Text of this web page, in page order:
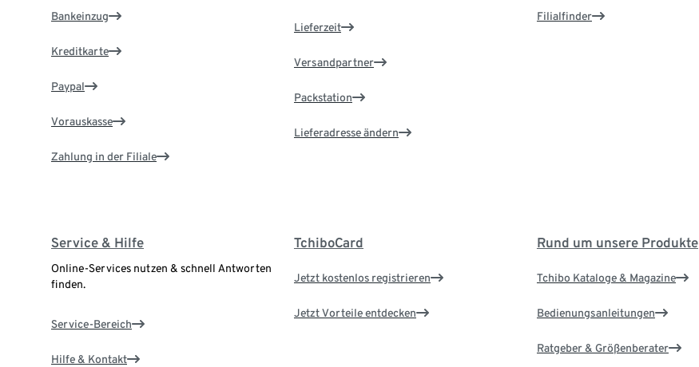
Bankeinzug
Kreditkarte
Paypal
Vorauskasse
Zahlung in der Filiale
Lieferzeit
Versandpartner
Packstation
Lieferadresse ändern
Filialfinder
Service & Hilfe
Online-Services nutzen & schnell Antworten
finden.
Service-Bereich
Hilfe & Kontakt
TchiboCard
Jetzt kostenlos registrieren
Jetzt Vorteile entdecken
Rund um unsere Produkte
Tchibo Kataloge & Magazine
Bedienungsanleitungen
Ratgeber & Größenberater